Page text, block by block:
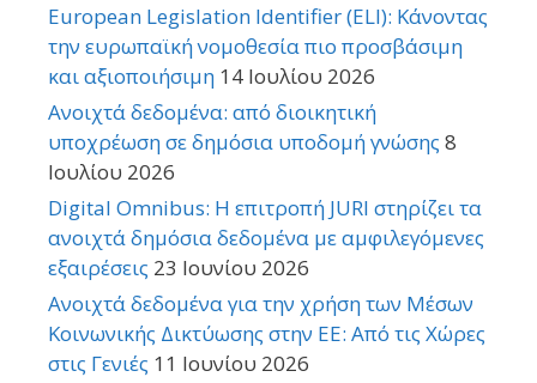
European Legislation Identifier (ELI): Κάνοντας
την ευρωπαϊκή νομοθεσία πιο προσβάσιμη
και αξιοποιήσιμη 14 Ιουλίου 2026
Ανοιχτά δεδομένα: από διοικητική
υποχρέωση σε δημόσια υποδομή γνώσης 8
Ιουλίου 2026
Digital Omnibus: Η επιτροπή JURI στηρίζει τα
ανοιχτά δημόσια δεδομένα με αμφιλεγόμενες
εξαιρέσεις 23 Ιουνίου 2026
Ανοιχτά δεδομένα για την χρήση των Μέσων
Κοινωνικής Δικτύωσης στην ΕΕ: Από τις Χώρες
στις Γενιές 11 Ιουνίου 2026